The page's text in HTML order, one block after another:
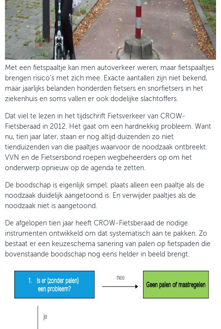
Met een fietspaaltje kan men autoverkeer weren, maar fietspaaltjes
brengen risico's met zich mee. Exacte aantallen zijn niet bekend,
maar jaarlijks belanden honderden fietsers en snorfietsers in het
ziekenhuis en soms vallen er ook dodelijke slachtoffers.
Dat viel te lezen in het tijdschrift Fietsverkeer van CROW-
Fietsberaad in 2012. Het gaat om een hardnekkig probleem. Want
nu, tien jaar later, staan er nog altijd duizenden zo niet
tienduizenden van die paaltjes waarvoor de noodzaak ontbreekt.
VVN en de Fietsersbond roepen wegbeheerders op om het
onderwerp opnieuw op de agenda te zetten.
De boodschap is eigenlijk simpel: plaats alleen een paaltje als de
noodzaak duidelijk aangetoond is. En verwijder paaltjes als de
noodzaak niet is aangetoond.
De afgelopen tien jaar heeft CROW-Fietsberaad de nodige
instrumenten ontwikkeld om dat systematisch aan te pakken. Zo
bestaat er een keuzeschema sanering van palen op fietspaden die
bovenstaande boodschap nog eens helder in beeld brengt.